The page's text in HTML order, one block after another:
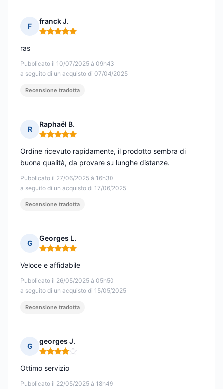
F
franck J.
Nota: 5 su 5
Pubblicato il 10/07/2025 à 09h43
a seguito di un acquisto di 07/04/2025
ras
Recensione tradotta
R
Raphaël B.
Nota: 5 su 5
Pubblicato il 27/06/2025 à 16h30
a seguito di un acquisto di 17/06/2025
Ordine ricevuto rapidamente, il prodotto sembra di
buona qualità, da provare su lunghe distanze.
Recensione tradotta
G
Georges L.
Nota: 5 su 5
Pubblicato il 26/05/2025 à 05h50
a seguito di un acquisto di 15/05/2025
Veloce e affidabile
Recensione tradotta
G
georges J.
Nota: 4 su 5
Pubblicato il 22/05/2025 à 18h49
Ottimo servizio